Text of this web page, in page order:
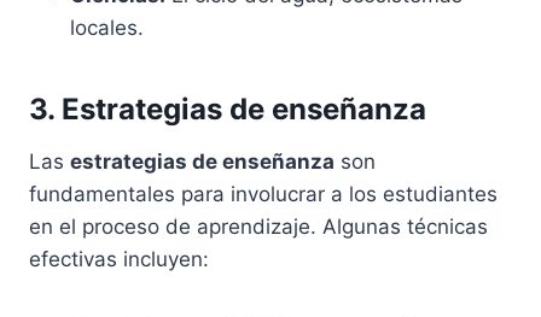
locales.
3. Estrategias de enseñanza
Las estrategias de enseñanza son
fundamentales para involucrar a los estudiantes
en el proceso de aprendizaje. Algunas técnicas
efectivas incluyen: